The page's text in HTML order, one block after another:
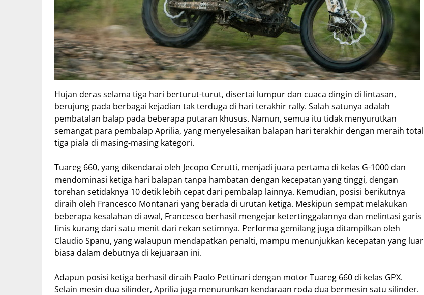
Hujan deras selama tiga hari berturut-turut, disertai lumpur dan cuaca dingin di lintasan,
berujung pada berbagai kejadian tak terduga di hari terakhir rally. Salah satunya adalah
pembatalan balap pada beberapa putaran khusus. Namun, semua itu tidak menyurutkan
semangat para pembalap Aprilia, yang menyelesaikan balapan hari terakhir dengan meraih total
tiga piala di masing-masing kategori.
Tuareg 660, yang dikendarai oleh Jecopo Cerutti, menjadi juara pertama di kelas G-1000 dan
mendominasi ketiga hari balapan tanpa hambatan dengan kecepatan yang tinggi, dengan
torehan setidaknya 10 detik lebih cepat dari pembalap lainnya. Kemudian, posisi berikutnya
diraih oleh Francesco Montanari yang berada di urutan ketiga. Meskipun sempat melakukan
beberapa kesalahan di awal, Francesco berhasil mengejar ketertinggalannya dan melintasi garis
finis kurang dari satu menit dari rekan setimnya. Performa gemilang juga ditampilkan oleh
Claudio Spanu, yang walaupun mendapatkan penalti, mampu menunjukkan kecepatan yang luar
biasa dalam debutnya di kejuaraan ini.
Adapun posisi ketiga berhasil diraih Paolo Pettinari dengan motor Tuareg 660 di kelas GPX.
Selain mesin dua silinder, Aprilia juga menurunkan kendaraan roda dua bermesin satu silinder.